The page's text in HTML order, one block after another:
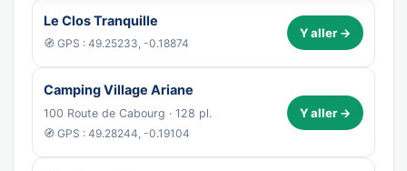
Le Clos Tranquille
🧭 GPS : 49.25233, -0.18874
Y aller →
Camping Village Ariane
100 Route de Cabourg · 128 pl.
🧭 GPS : 49.28244, -0.19104
Y aller →